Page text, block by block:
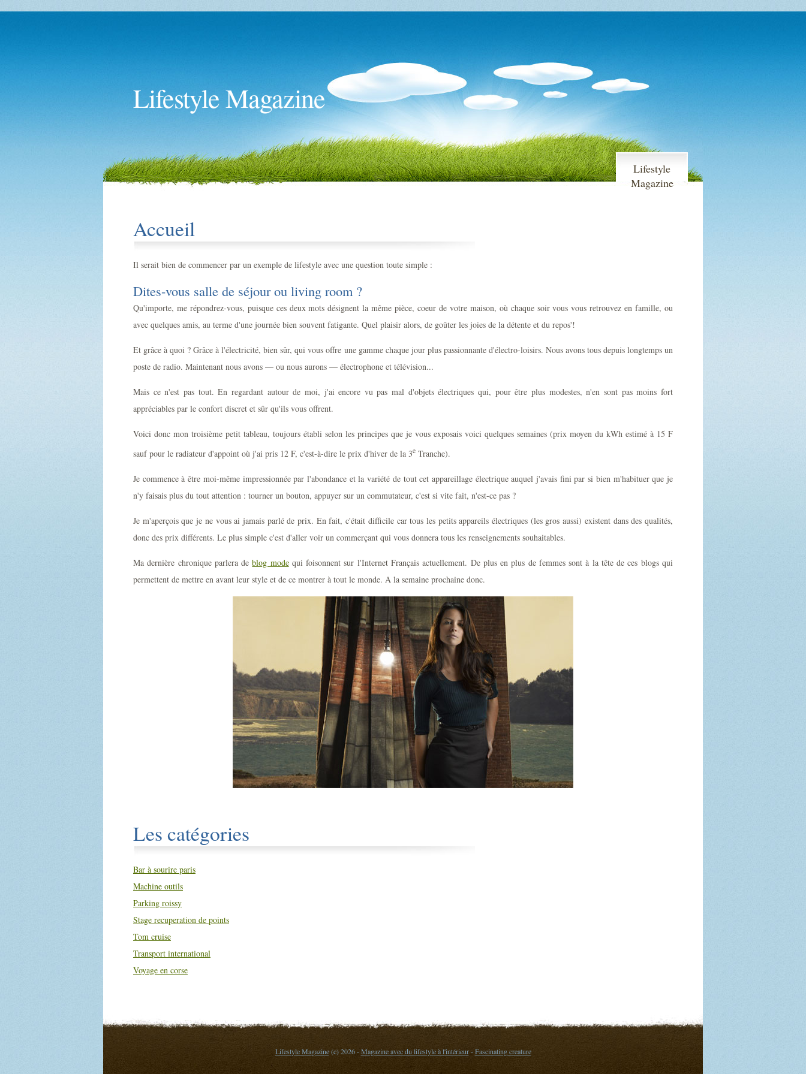
Lifestyle Magazine
Lifestyle
Magazine
Accueil
Il serait bien de commencer par un exemple de lifestyle avec une question toute simple :
Dites-vous salle de séjour ou living room ?
Qu'importe, me répondrez-vous, puisque ces deux mots désignent la même pièce, coeur de votre maison, où chaque soir vous vous retrouvez en famille, ou
avec quelques amis, au terme d'une journée bien souvent fatigante. Quel plaisir alors, de goûter les joies de la détente et du repos'!
Et grâce à quoi ? Grâce à l'électricité, bien sûr, qui vous offre une gamme chaque jour plus passionnante d'électro-loisirs. Nous avons tous depuis longtemps un
poste de radio. Maintenant nous avons — ou nous aurons — électrophone et télévision...
Mais ce n'est pas tout. En regardant autour de moi, j'ai encore vu pas mal d'objets électriques qui, pour être plus modestes, n'en sont pas moins fort
appréciables par le confort discret et sûr qu'ils vous offrent.
Voici donc mon troisième petit tableau, toujours établi selon les principes que je vous exposais voici quelques semaines (prix moyen du kWh estimé à 15 F
sauf pour le radiateur d'appoint où j'ai pris 12 F, c'est-à-dire le prix d'hiver de la 3e Tranche).
Je commence à être moi-même impressionnée par l'abondance et la variété de tout cet appareillage électrique auquel j'avais fini par si bien m'habituer que je
n'y faisais plus du tout attention : tourner un bouton, appuyer sur un commutateur, c'est si vite fait, n'est-ce pas ?
Je m'aperçois que je ne vous ai jamais parlé de prix. En fait, c'était difficile car tous les petits appareils électriques (les gros aussi) existent dans des qualités,
donc des prix différents. Le plus simple c'est d'aller voir un commerçant qui vous donnera tous les renseignements souhaitables.
Ma dernière chronique parlera deblog modequi foisonnent sur l'Internet Français actuellement. De plus en plus de femmes sont à la tête de ces blogs qui
permettent de mettre en avant leur style et de ce montrer à tout le monde. A la semaine prochaine donc.
Les catégories
Bar à sourire paris
Machine outils
Parking roissy
Stage recuperation de points
Tom cruise
Transport international
Voyage en corse
Lifestyle Magazine(c) 2026 -Magazine avec du lifestyle à l'intérieur-Fascinating creature